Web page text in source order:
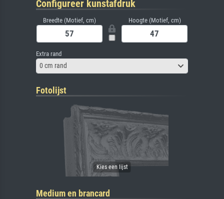
Configureer kunstafdruk
Breedte (Motief, cm) Hoogte (Motief, cm)
Extra rand
0 cm rand
Fotolijst
Medium en brancard